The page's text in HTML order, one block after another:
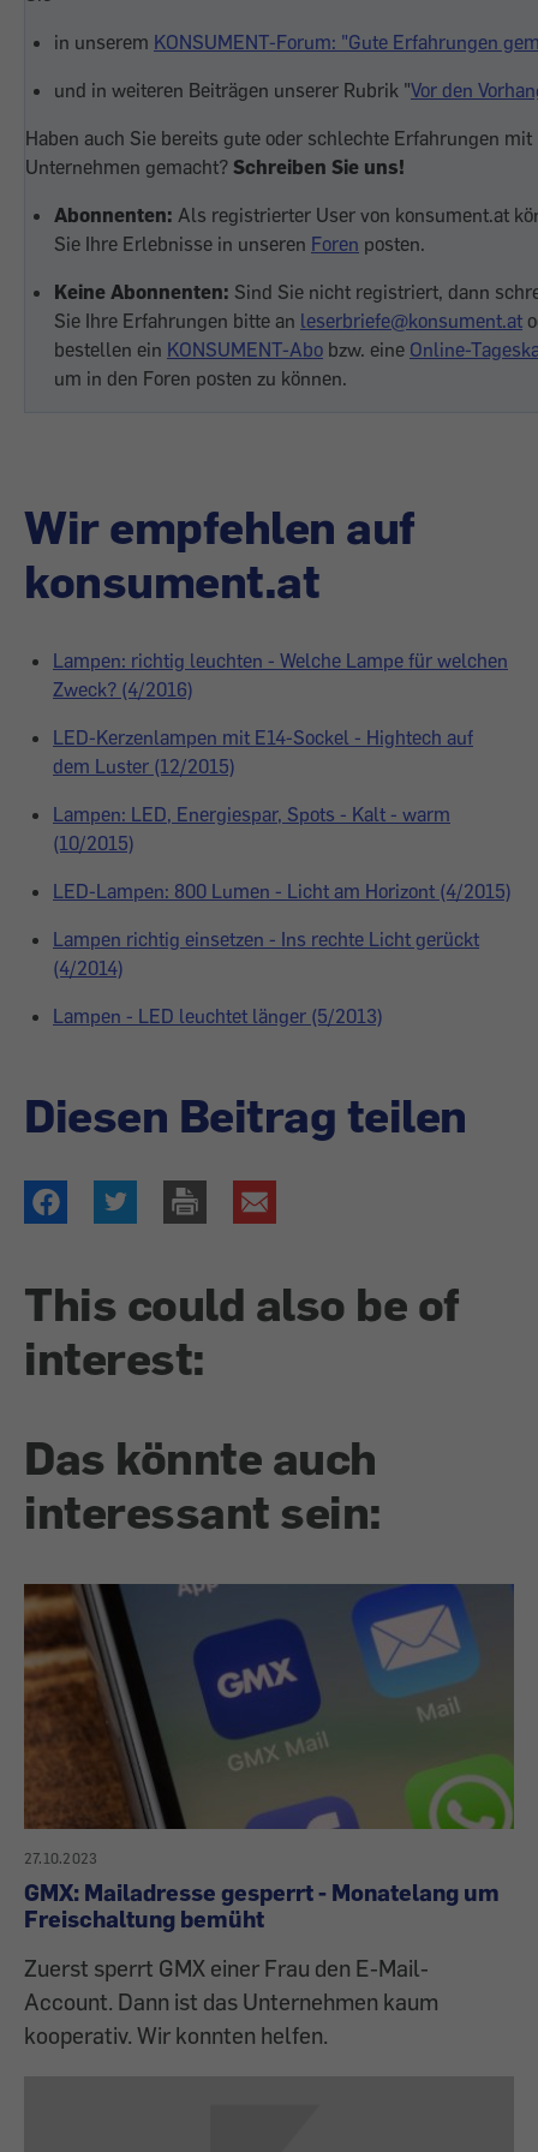
in unserem KONSUMENT-Forum: "Gute Erfahrungen
und in weiteren Beiträgen unserer Rubrik "Vor den
Haben auch Sie bereits gute oder schlechte Erfahrungen mit
Unternehmen gemacht? Schreiben Sie uns!
Abonnenten: Als registrierter User von konsument.at
Sie Ihre Erlebnisse in unseren Foren posten.
Keine Abonnenten: Sind Sie nicht registriert, dann
Sie Ihre Erfahrungen bitte an leserbriefe@konsument.at
bestellen ein KONSUMENT-Abo bzw. eine Online-
um in den Foren posten zu können.
Wir empfehlen auf
konsument.at
Lampen: richtig leuchten - Welche Lampe für welchen
Zweck? (4/2016)
LED-Kerzenlampen mit E14-Sockel - Hightech auf
dem Luster (12/2015)
Lampen: LED, Energiespar, Spots - Kalt - warm
(10/2015)
LED-Lampen: 800 Lumen - Licht am Horizont (4/2015)
Lampen richtig einsetzen - Ins rechte Licht gerückt
(4/2014)
Lampen - LED leuchtet länger (5/2013)
Diesen Beitrag teilen
This could also be of
interest:
Das könnte auch
interessant sein:
27.10.2023
GMX: Mailadresse gesperrt - Monatelang um
Freischaltung bemüht
Zuerst sperrt GMX einer Frau den E-Mail-
Account. Dann ist das Unternehmen kaum
kooperativ. Wir konnten helfen.